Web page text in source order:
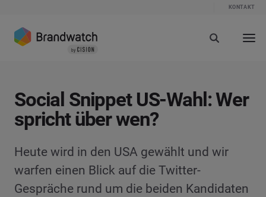
KONTAKT
Social Snippet US-Wahl: Wer
spricht über wen?
Heute wird in den USA gewählt und wir
warfen einen Blick auf die Twitter-
Gespräche rund um die beiden Kandidaten